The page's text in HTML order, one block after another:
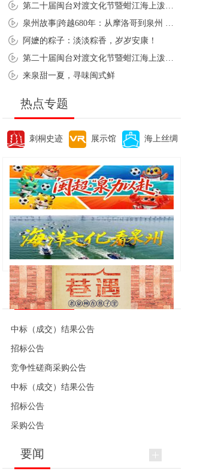
阿嬷的粽子：淡淡粽香，岁岁安康！
来泉甜一夏，寻味闽式鲜
热点专题
刺桐史迹 展示馆 海上丝绸
便民资讯
中标（成交）结果公告
招标公告
竞争性磋商采购公告
中标（成交）结果公告
招标公告
采购公告
要闻